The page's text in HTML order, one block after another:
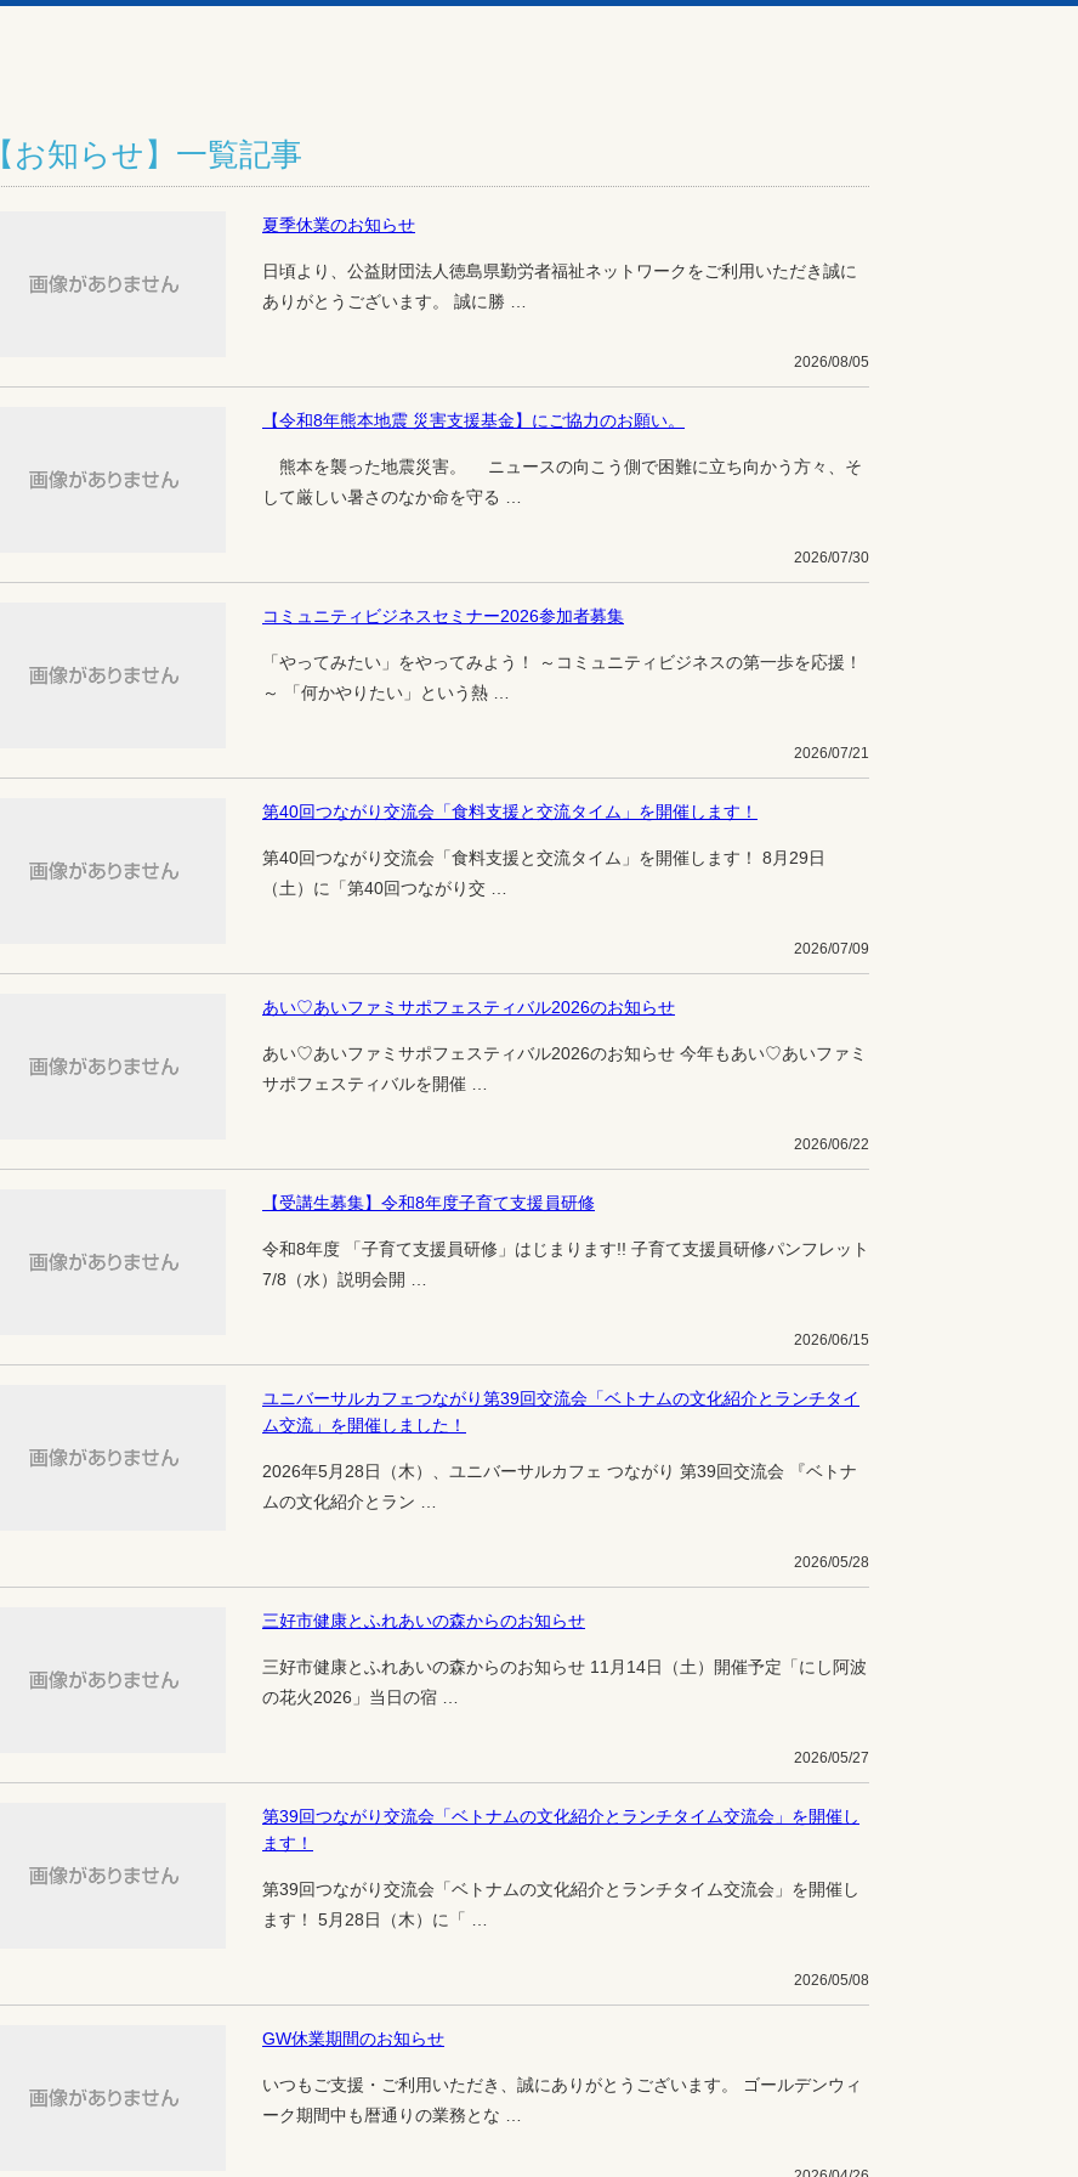
【お知らせ】一覧記事
夏季休業のお知らせ
日頃より、公益財団法人徳島県勤労者福祉ネットワークをご利用いただき誠に
ありがとうございます。 誠に勝 …
2026/08/05
【令和8年熊本地震 災害支援基金】にご協力のお願い。
熊本を襲った地震災害。 ニュースの向こう側で困難に立ち向かう方々、そ
して厳しい暑さのなか命を守る …
2026/07/30
コミュニティビジネスセミナー2026参加者募集
「やってみたい」をやってみよう！ ～コミュニティビジネスの第一歩を応援！
～ 「何かやりたい」という熱 …
2026/07/21
第40回つながり交流会「食料支援と交流タイム」を開催します！
第40回つながり交流会「食料支援と交流タイム」を開催します！ 8月29日
（土）に「第40回つながり交 …
2026/07/09
あい♡あいファミサポフェスティバル2026のお知らせ
あい♡あいファミサポフェスティバル2026のお知らせ 今年もあい♡あいファミ
サポフェスティバルを開催 …
2026/06/22
【受講生募集】令和8年度子育て支援員研修
令和8年度 「子育て支援員研修」はじまります!! 子育て支援員研修パンフレット
7/8（水）説明会開 …
2026/06/15
ユニバーサルカフェつながり第39回交流会「ベトナムの文化紹介とランチタイ
ム交流」を開催しました！
2026年5月28日（木）、ユニバーサルカフェ つながり 第39回交流会 『ベトナ
ムの文化紹介とラン …
2026/05/28
三好市健康とふれあいの森からのお知らせ
三好市健康とふれあいの森からのお知らせ 11月14日（土）開催予定「にし阿波
の花火2026」当日の宿 …
2026/05/27
第39回つながり交流会「ベトナムの文化紹介とランチタイム交流会」を開催し
ます！
第39回つながり交流会「ベトナムの文化紹介とランチタイム交流会」を開催し
ます！ 5月28日（木）に「 …
2026/05/08
GW休業期間のお知らせ
いつもご支援・ご利用いただき、誠にありがとうございます。 ゴールデンウィ
ーク期間中も暦通りの業務とな …